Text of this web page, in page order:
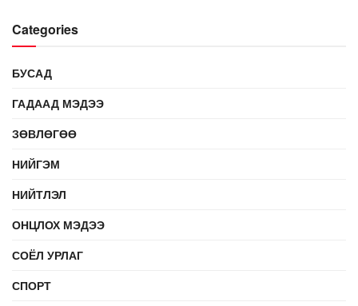
Categories
БУСАД
ГАДААД МЭДЭЭ
ЗӨВЛӨГӨӨ
НИЙГЭМ
НИЙТЛЭЛ
ОНЦЛОХ МЭДЭЭ
СОЁЛ УРЛАГ
СПОРТ